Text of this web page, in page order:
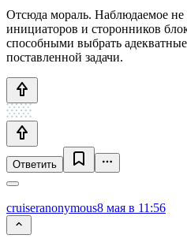
Отсюда мораль. Наблюдаемое не
инициаторов и сторонников
способными выбрать
поставленной задачи.
Ответить
cruiseranonymous8 мая в 11:56